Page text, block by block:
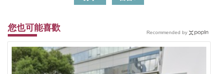
您也可能喜歡 Recommended by